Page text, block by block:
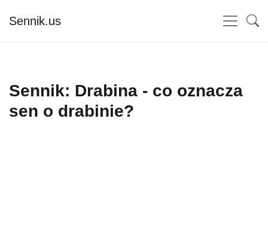
Sennik.us
Sennik: Drabina - co oznacza
sen o drabinie?